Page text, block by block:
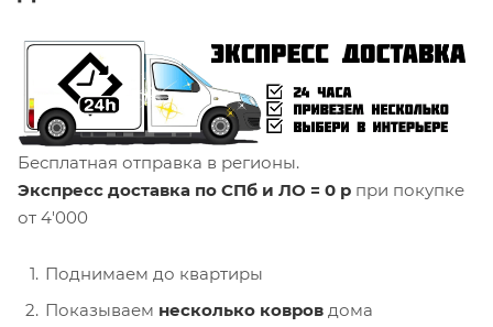
Бесплатная отправка в регионы.
Экспресс доставка по СПб и ЛО = 0 р при покупке
от 4'000
Поднимаем до квартиры
Показываем несколько ковров дома